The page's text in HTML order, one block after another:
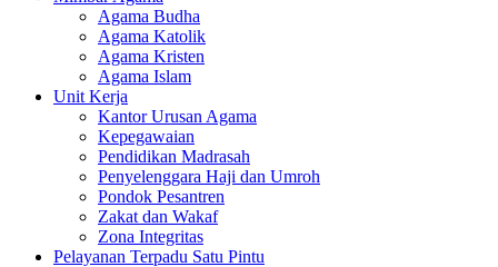
Agama Budha
Agama Katolik
Agama Kristen
Agama Islam
Unit Kerja
Kantor Urusan Agama
Kepegawaian
Pendidikan Madrasah
Penyelenggara Haji dan Umroh
Pondok Pesantren
Zakat dan Wakaf
Zona Integritas
Pelayanan Terpadu Satu Pintu